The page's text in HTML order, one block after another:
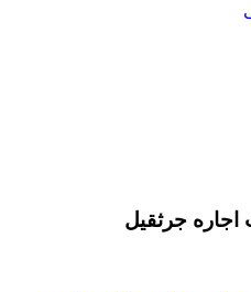
جرثقیل